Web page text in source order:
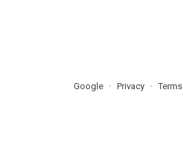
Google Privacy Terms